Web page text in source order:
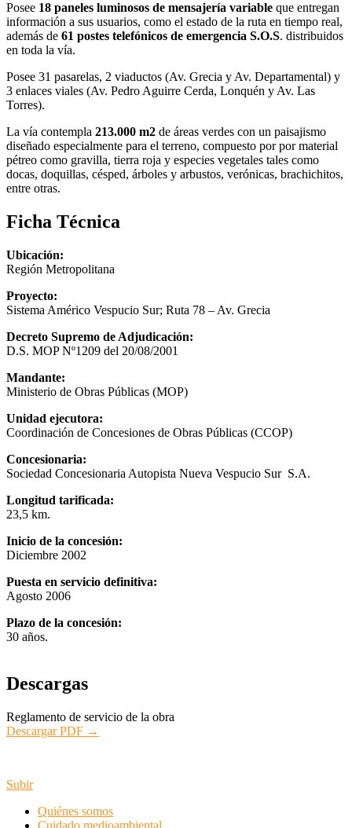
Posee 18 paneles luminosos de mensajería variable que entregan
información a sus usuarios, como el estado de la ruta en tiempo real,
además de 61 postes telefónicos de emergencia S.O.S. distribuidos
en toda la vía.
Posee 31 pasarelas, 2 viaductos (Av. Grecia y Av. Departamental) y
3 enlaces viales (Av. Pedro Aguirre Cerda, Lonquén y Av. Las
Torres).
La vía contempla 213.000 m2 de áreas verdes con un paisajismo
diseñado especialmente para el terreno, compuesto por por material
pétreo como gravilla, tierra roja y especies vegetales tales como
docas, doquillas, césped, árboles y arbustos, verónicas, brachichitos,
entre otras.
Ficha Técnica
Ubicación:
Región Metropolitana
Proyecto:
Sistema Américo Vespucio Sur; Ruta 78 – Av. Grecia
Decreto Supremo de Adjudicación:
D.S. MOP Nº1209 del 20/08/2001
Mandante:
Ministerio de Obras Públicas (MOP)
Unidad ejecutora:
Coordinación de Concesiones de Obras Públicas (CCOP)
Concesionaria:
Sociedad Concesionaria Autopista Nueva Vespucio Sur S.A.
Longitud tarificada:
23,5 km.
Inicio de la concesión:
Diciembre 2002
Puesta en servicio definitiva:
Agosto 2006
Plazo de la concesión:
30 años.
Descargas
Reglamento de servicio de la obra
Descargar PDF →
Subir
Quiénes somos
Cuidado medioambiental